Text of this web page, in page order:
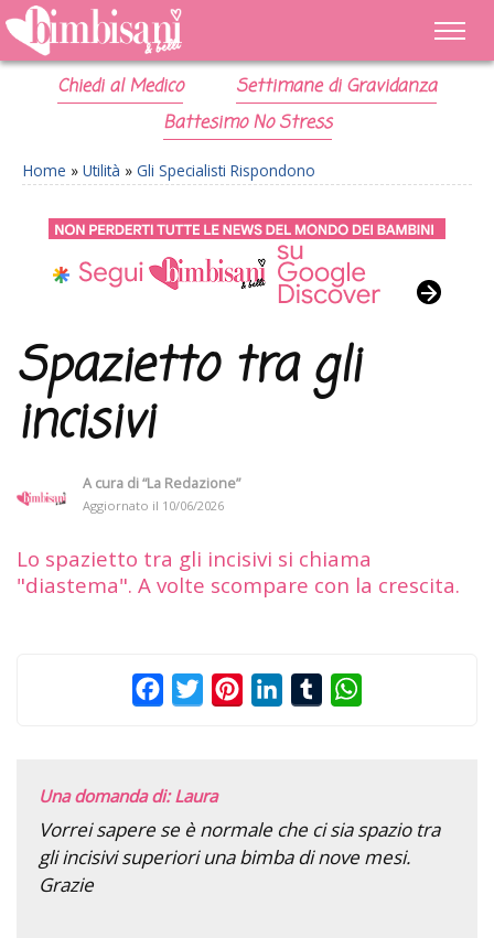
Chiedi al Medico
Settimane di Gravidanza
Battesimo No Stress
Home » Utilità » Gli Specialisti Rispondono
Spazietto tra gli
incisivi
A cura di“La Redazione”
Aggiornato il 10/06/2026
Lo spazietto tra gli incisivi si chiama
"diastema". A volte scompare con la crescita.
FacebookTwitterPinterestLinkedInTumblr
Una domanda di: Laura
Vorrei sapere se è normale che ci sia spazio tra
gli incisivi superiori una bimba di nove mesi.
Grazie